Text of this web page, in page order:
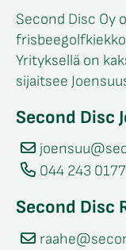
Second Disc Oy
Yrityksellä on
sijaitsee
Second Disc
044 243 0177
Second Disc